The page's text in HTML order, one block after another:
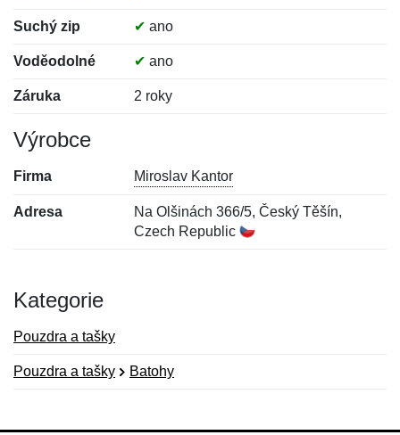
Suchý zip ✔ ano
Voděodolné ✔ ano
Záruka 2 roky
Výrobce
Firma Miroslav Kantor
Adresa
Na Olšinách 366/5, Český Těšín,
Czech Republic
Kategorie
Pouzdra a tašky
Pouzdra a tašky Batohy